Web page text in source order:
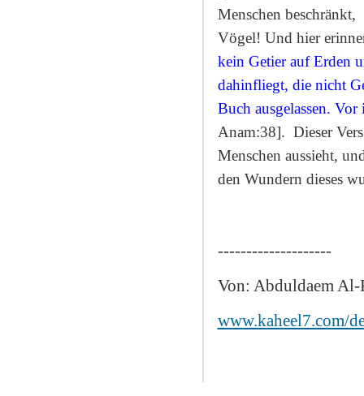
Menschen beschränkt,
Vögel! Und hier
kein Getier auf Erden
dahinfliegt, die nicht
Buch ausgelassen.
Anam:38]. Dieser
Menschen aussieht,
den Wundern dieses
--------------------
Von: Abduldaem Al-
www.kaheel7.com/